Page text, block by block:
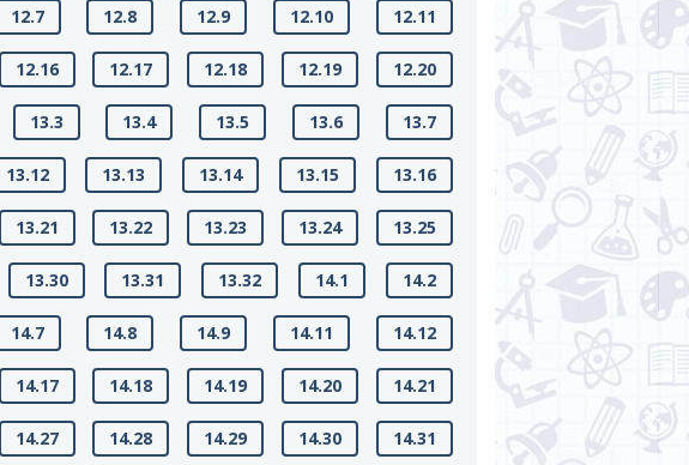
12.7 12.8 12.9 12.10 12.11
12.16 12.17 12.18 12.19 12.20
13.3 13.4 13.5 13.6 13.7
13.12 13.13 13.14 13.15 13.16
13.21 13.22 13.23 13.24 13.25
13.30 13.31 13.32 14.1 14.2
14.7 14.8 14.9 14.11 14.12
14.17 14.18 14.19 14.20 14.21
14.27 14.28 14.29 14.30 14.31